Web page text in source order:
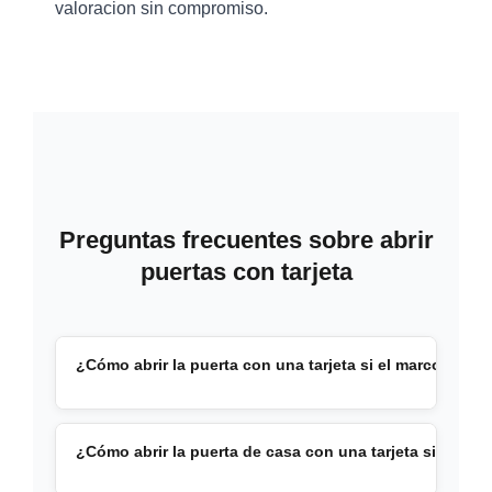
valoracion sin compromiso.
Preguntas frecuentes sobre abrir
puertas con tarjeta
¿Cómo abrir la puerta con una tarjeta si el marco es
Si el hueco entre la puerta y el marco es
muy estrecho, una tarjeta de credito
¿Cómo abrir la puerta de casa con una tarjeta si tiene